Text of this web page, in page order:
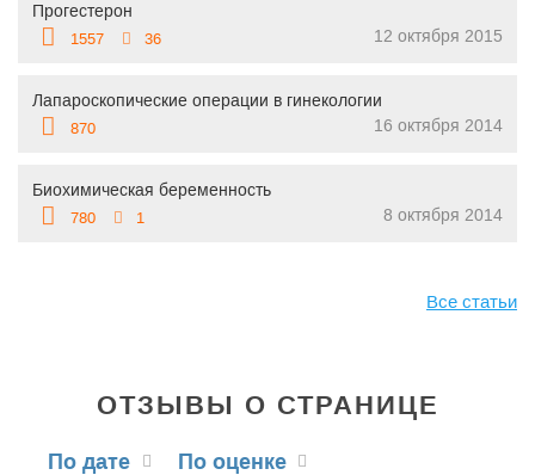
Прогестерон
1557 36 12 октября 2015
Лапароскопические операции в гинекологии
870 16 октября 2014
Биохимическая беременность
780 1 8 октября 2014
Все статьи
ОТЗЫВЫ О СТРАНИЦЕ
По дате По оценке